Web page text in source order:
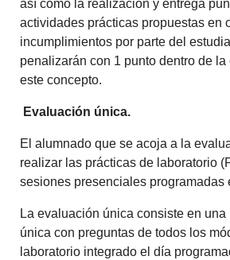
así como la realización y entrega
actividades prácticas propuestas en
incumplimientos por parte del
penalizarán con 1 punto dentro de
este concepto.
Evaluación única.
El alumnado que se acoja a la
realizar las prácticas de laboratorio
sesiones presenciales programadas
La evaluación única consiste en
única con preguntas de todos los
laboratorio integrado el día